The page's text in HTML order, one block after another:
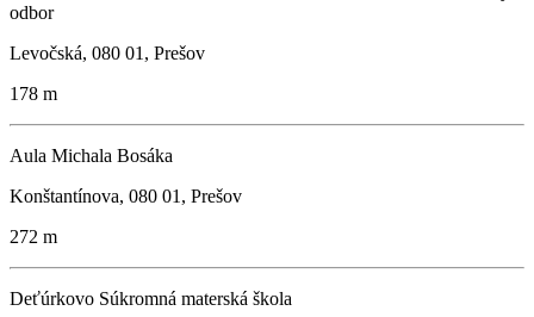
odbor
Levočská, 080 01, Prešov
178 m
Aula Michala Bosáka
Konštantínova, 080 01, Prešov
272 m
Deťúrkovo Súkromná materská škola